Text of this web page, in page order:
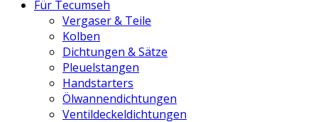
Für Tecumseh
Vergaser & Teile
Kolben
Dichtungen & Sätze
Pleuelstangen
Handstarters
Ölwannendichtungen
Ventildeckeldichtungen